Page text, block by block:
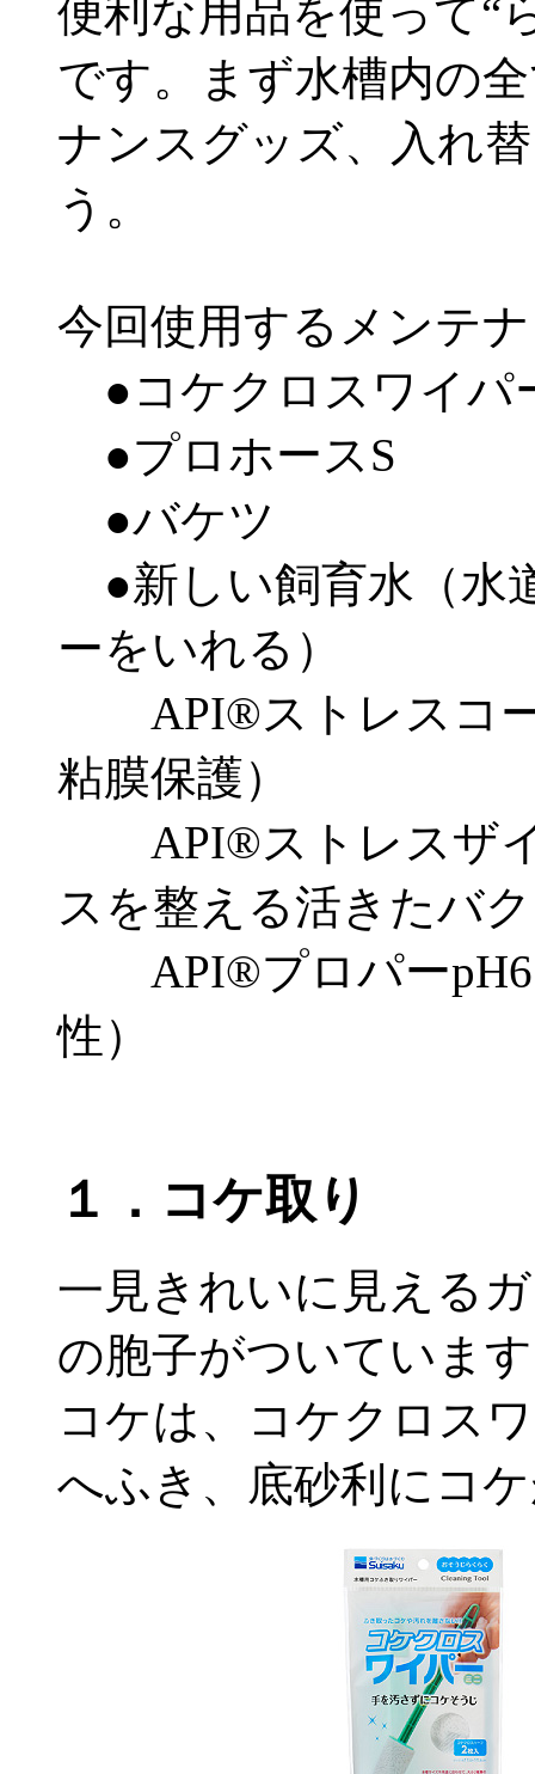
便利な用品を使って“
です。まず水槽内の
ナンスグッズ、入れ
う。
今回使用するメンテ
●コケクロスワイパ
●プロホースS
●バケツ
●新しい飼育水（水
ーをいれる）
API®ストレスコー
粘膜保護）
API®ストレスザイ
スを整える活きたバ
API®プロパー
性）
１．コケ取り
一見きれいに見える
の胞子がついていま
コケは、コケクロス
へふき、底砂利にコ